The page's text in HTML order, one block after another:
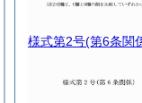
様式第2号(第6条関